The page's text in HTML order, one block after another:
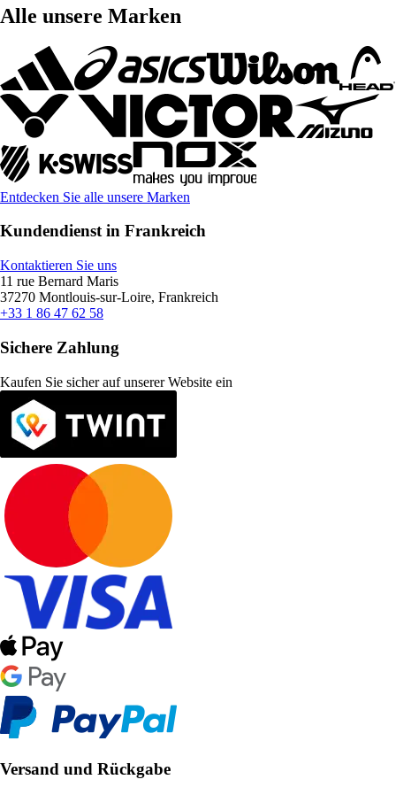
Alle unsere Marken
Entdecken Sie alle unsere Marken
Kundendienst in Frankreich
Kontaktieren Sie uns
11 rue Bernard Maris
37270 Montlouis-sur-Loire, Frankreich
+33 1 86 47 62 58
Sichere Zahlung
Kaufen Sie sicher auf unserer Website ein
Versand und Rückgabe